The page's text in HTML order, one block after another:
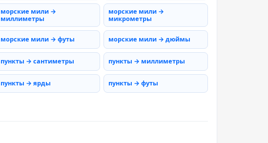
морские мили →
миллиметры
морские мили →
микрометры
морские мили → футы морские мили → дюймы
пункты → сантиметры пункты → миллиметры
пункты → ярды пункты → футы